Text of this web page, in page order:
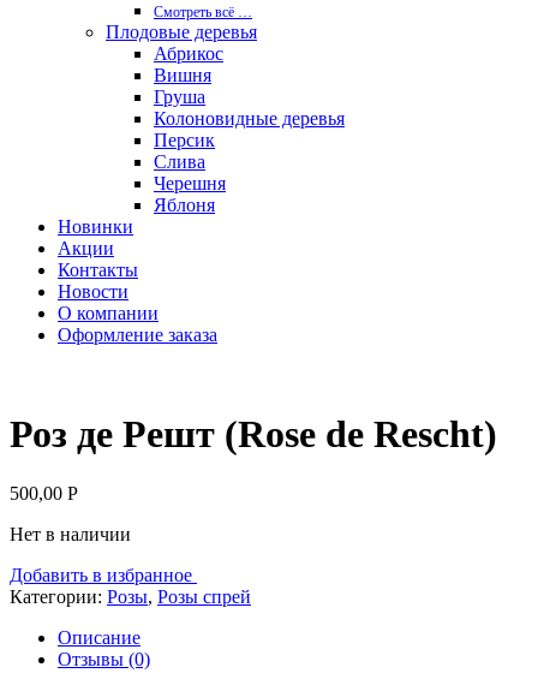
Смотреть вcё …
Плодовые деревья
Абрикос
Вишня
Груша
Колоновидные деревья
Персик
Слива
Черешня
Яблоня
Новинки
Акции
Контакты
Новости
О компании
Оформление заказа
Роз де Решт (Rose de Rescht)
500,00 Р
Нет в наличии
Добавить в избранное
Категории: Розы, Розы спрей
Описание
Отзывы (0)